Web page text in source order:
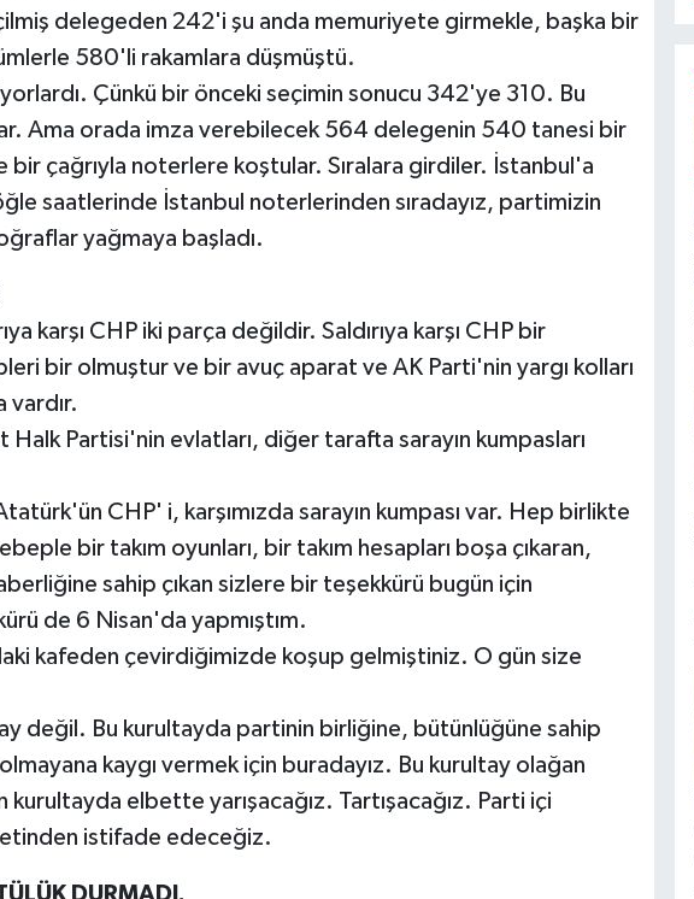
delegeden 242'i şu anda memuriyete girmekle, başka bir
580'li rakamlara düşmüştü.
Çünkü bir önceki seçimin sonucu 342'ye 310. Bu
Ama orada imza verebilecek 564 delegenin 540 tanesi bir
bir çağrıyla noterlere koştular. Sıralara girdiler. İstanbul'a
öğle saatlerinde İstanbul noterlerinden sıradayız, partimizin
yağmaya başladı.
karşı CHP iki parça değildir. Saldırıya karşı CHP bir
bir olmuştur ve bir avuç aparat ve AK Parti'nin yargı kolları
vardır.
Halk Partisi'nin evlatları, diğer tarafta sarayın kumpasları
CHP' i, karşımızda sarayın kumpası var. Hep birlikte
bir takım oyunları, bir takım hesapları boşa çıkaran,
sahip çıkan sizlere bir teşekkürü bugün için
de 6 Nisan'da yapmıştım.
kafeden çevirdiğimizde koşup gelmiştiniz. O gün size
değil. Bu kurultayda partinin birliğine, bütünlüğüne sahip
kaygı vermek için buradayız. Bu kurultay olağan
elbette yarışacağız. Tartışacağız. Parti içi
istifade edeceğiz.